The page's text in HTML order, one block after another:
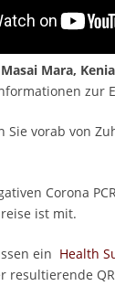
Mara, Kenia
zur
Sie vorab von
Corona
ist mit.
ein Health
resultierende